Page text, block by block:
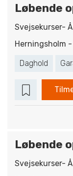
Løbende
Svejsekurser-
Herningsholm -
Daghold
Løbende
Svejsekurser-